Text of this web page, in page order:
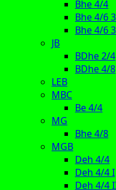
Bhe 4/4
Bhe 4/6
Bhe 4/6
JB
BDhe 2/4
BDhe 4/8
LEB
MBC
Be 4/4
MG
Bhe 4/8
MGB
Deh 4/4
Deh 4/4 I
Deh 4/4